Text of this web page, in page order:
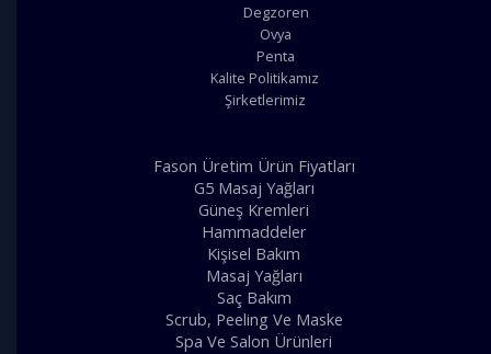
Degzoren
Ovya
Penta
Kalite Politikamız
Şirketlerimiz
Fason Üretim Ürün Fiyatları
G5 Masaj Yağları
Güneş Kremleri
Hammaddeler
Kişisel Bakım
Masaj Yağları
Saç Bakım
Scrub, Peeling Ve Maske
Spa Ve Salon Ürünleri